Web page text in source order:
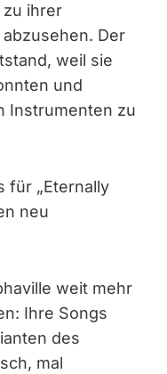
zu ihrer
Der
weil sie
und
Instrumenten zu
für „Eternally
neu
weit mehr
Ihre Songs
des
mal